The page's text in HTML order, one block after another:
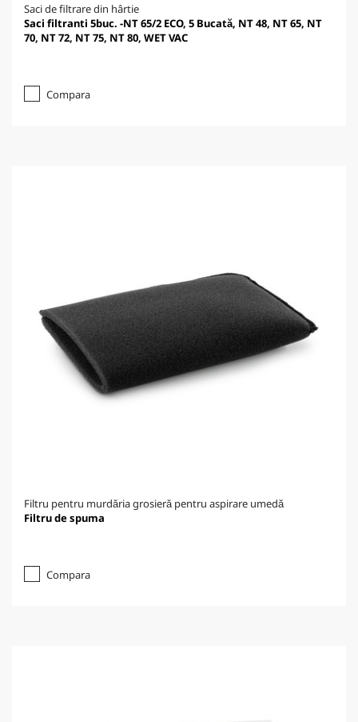
Saci de filtrare din hârtie
Saci filtranti 5buc. -NT 65/2 ECO, 5 Bucată, NT 48, NT 65, NT
70, NT 72, NT 75, NT 80, WET VAC
Compara
Filtru pentru murdăria grosieră pentru aspirare umedă
Filtru de spuma
Compara